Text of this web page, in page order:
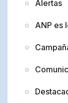
Alertas
ANP es